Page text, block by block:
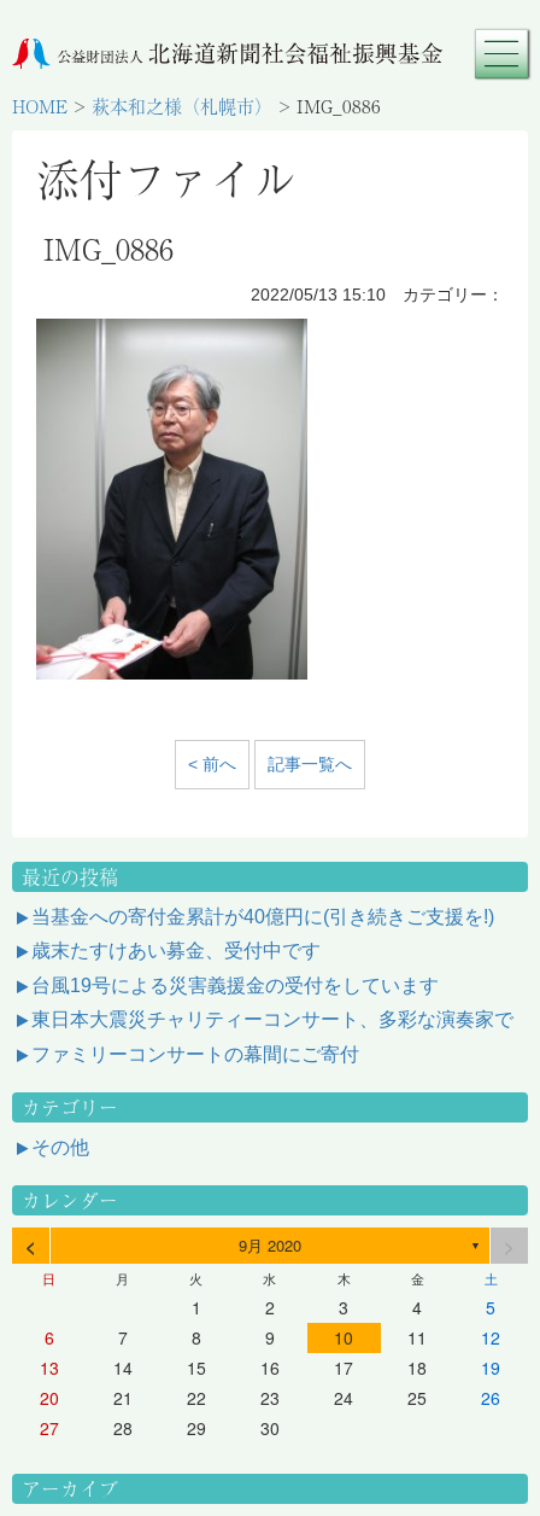
HOME > 萩本和之様（札幌市） > IMG_0886
添付ファイル
IMG_0886
2022/05/13 15:10 カテゴリー：
< 前へ 記事一覧へ
最近の投稿
当基金への寄付金累計が40億円に(引き続きご支援を!)
歳末たすけあい募金、受付中です
台風19号による災害義援金の受付をしています
東日本大震災チャリティーコンサート、多彩な演奏家で
ファミリーコンサートの幕間にご寄付
カテゴリー
その他
カレンダー
< 9月 2020 ▼
日 月 火 水 木 金 土
1 2 3 4
5
6
7 8 9 10 11
12
13
14 15 16 17 18
19
20
21 22 23 24 25
26
27
28 29 30
アーカイブ